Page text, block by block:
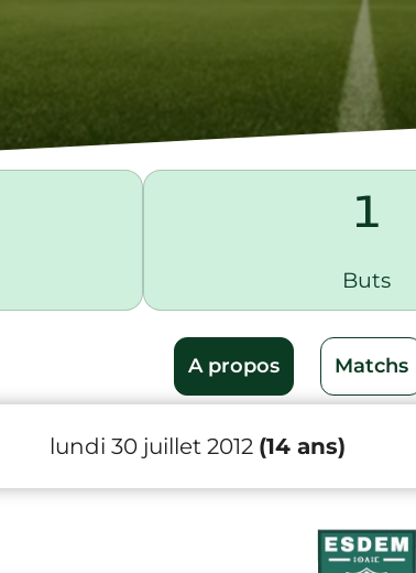
1
Buts
A propos Matchs
lundi 30 juillet 2012 (14 ans)